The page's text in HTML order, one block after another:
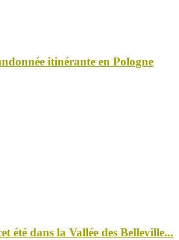
itinérante en Pologne
été dans la Vallée des Belleville...